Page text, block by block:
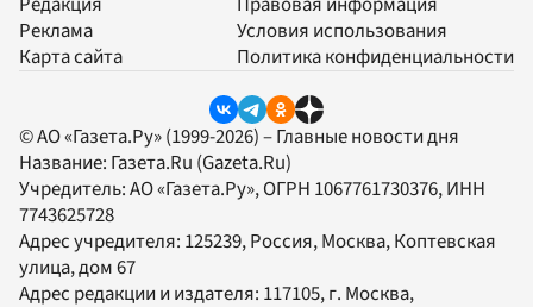
Реклама
Карта сайта
Условия использования
Политика конфиденциальности
© АО «Газета.Ру» (1999-2026) – Главные новости дня
Название: Газета.Ru (Gazeta.Ru)
Учредитель:АО «Газета.Ру», ОГРН 1067761730376, ИНН
7743625728
Адрес учредителя: 125239, Россия, Москва, Коптевская
улица, дом 67
Адрес редакции и издателя: 117105, г. Москва,